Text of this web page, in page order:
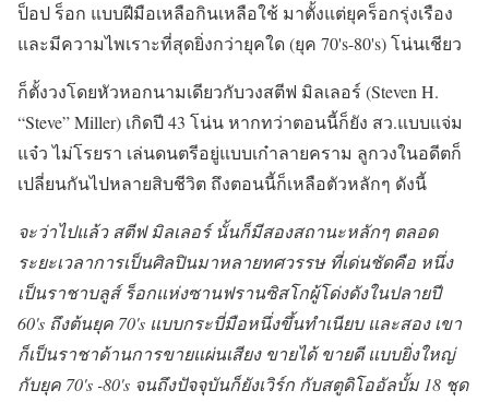
ป็อป ร็อก แบบฝีมือเหลือกินเหลือใช้ มาตั้งแต่ยุคร็อกรุ่งเรือง
และมีความไพเราะที่สุดยิ่งกว่ายุคใด (ยุค 70's-80's) โน่นเชียว
ก็ตั้งวงโดยหัวหอกนามเดียวกับวงสตีฟ มิลเลอร์ (Steven H.
“Steve” Miller) เกิดปี 43 โน่น หากทว่าตอนนี้ก็ยัง สว.แบบแจ่ม
แจ๋ว ไม่โรยรา เล่นดนตรีอยู่แบบเก๋าลายคราม ลูกวงในอดีตก็
เปลี่ยนกันไปหลายสิบชีวิต ถึงตอนนี้ก็เหลือตัวหลักๆ ดังนี้
จะว่าไปแล้ว สตีฟ มิลเลอร์ นั้นก็มีสองสถานะหลักๆ ตลอด
ระยะเวลาการเป็นศิลปินมาหลายทศวรรษ ที่เด่นชัดคือ หนึ่ง
เป็นราชาบลูส์ ร็อกแห่งซานฟรานซิสโกผู้โด่งดังในปลายปี
60's ถึงต้นยุค 70's แบบกระบี่มือหนึ่งขึ้นทำเนียบ และสอง เขา
ก็เป็นราชาด้านการขายแผ่นเสียง ขายได้ ขายดี แบบยิ่งใหญ่
กับยุค 70's -80's จนถึงปัจจุบันก็ยังเวิร์ก กับสตูดิโออัลบั้ม 18 ชุด